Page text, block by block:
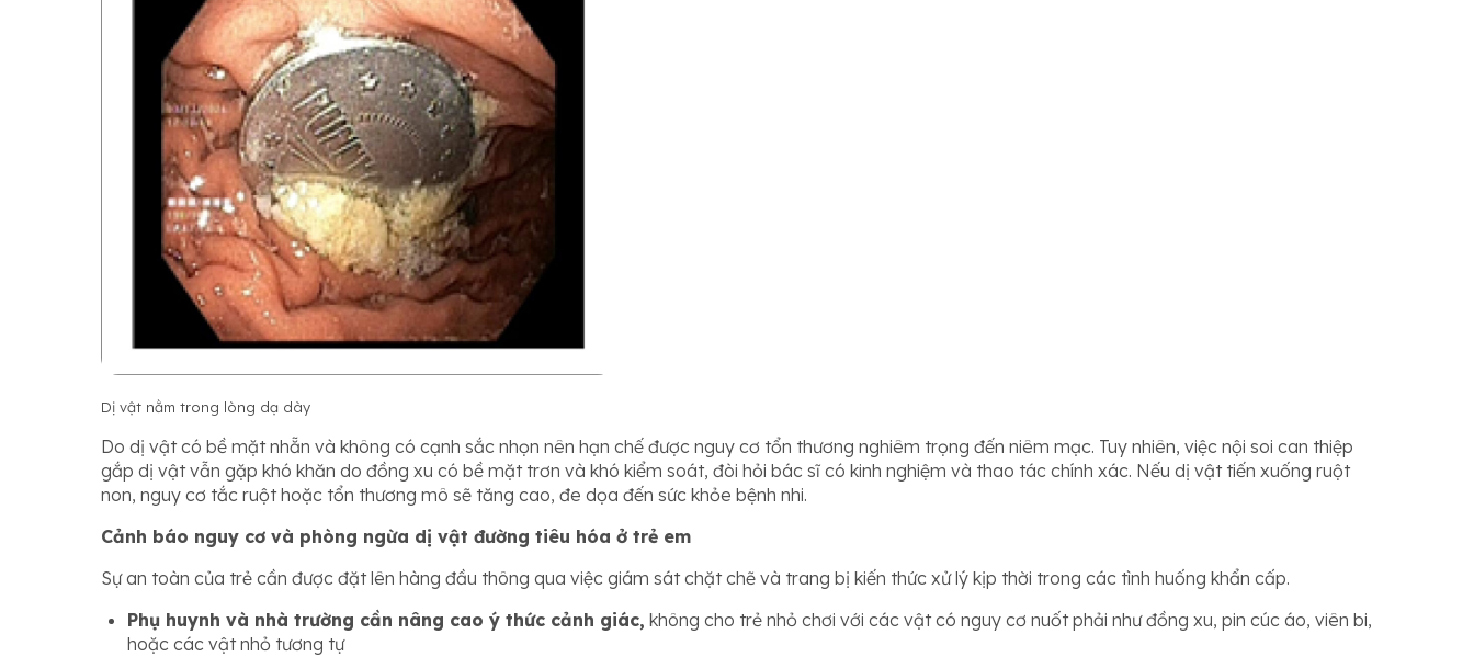
Dị vật nằm trong lòng dạ dày
Do dị vật có bề mặt nhẵn và không có cạnh sắc nhọn nên hạn chế được nguy cơ tổn thương nghiêm trọng đến niêm mạc. Tuy nhiên, việc nội soi can thiệp
gắp dị vật vẫn gặp khó khăn do đồng xu có bề mặt trơn và khó kiểm soát, đòi hỏi bác sĩ có kinh nghiệm và thao tác chính xác. Nếu dị vật tiến xuống ruột
non, nguy cơ tắc ruột hoặc tổn thương mô sẽ tăng cao, đe dọa đến sức khỏe bệnh nhi.
Cảnh báo nguy cơ và phòng ngừa dị vật đường tiêu hóa ở trẻ em
Sự an toàn của trẻ cần được đặt lên hàng đầu thông qua việc giám sát chặt chẽ và trang bị kiến thức xử lý kịp thời trong các tình huống khẩn cấp.
Phụ huynh và nhà trường cần nâng cao ý thức cảnh giác, không cho trẻ nhỏ chơi với các vật có nguy cơ nuốt phải như đồng xu, pin cúc áo, viên bi,
hoặc các vật nhỏ tương tự